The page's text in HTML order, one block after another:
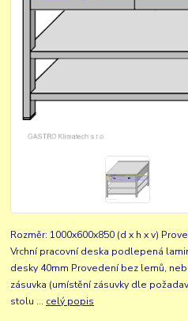
Rozměr: 1000x600x850 (d x h x v)
Vrchní pracovní deska podlepená
desky 40mm Provedení bez lemů,
zásuvka (umístění zásuvky dle
stolu ... celý popis